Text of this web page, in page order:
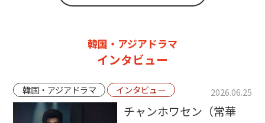
韓国・アジアドラマ
インタビュー
韓国・アジアドラマ インタビュー 2026.06.25
チャンホワセン（常華